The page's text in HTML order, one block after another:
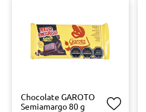
Chocolate GAROTO
Semiamargo 80 g